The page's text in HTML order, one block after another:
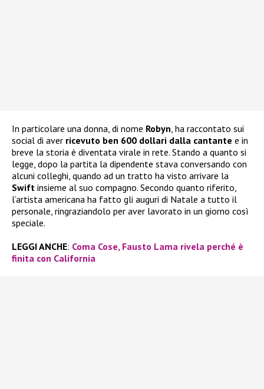
In particolare una donna, di nome Robyn , ha raccontato sui
social di aver ricevuto ben 600 dollari dalla cantante e in
breve la storia è diventata virale in rete. Stando a quanto si
legge, dopo la partita la dipendente stava conversando con
alcuni colleghi, quando ad un tratto ha visto arrivare la
Swift insieme al suo compagno. Secondo quanto riferito,
l’artista americana ha fatto gli auguri di Natale a tutto il
personale, ringraziandolo per aver lavorato in un giorno così
speciale.
LEGGI ANCHE: Coma Cose, Fausto Lama rivela perché è
finita con California